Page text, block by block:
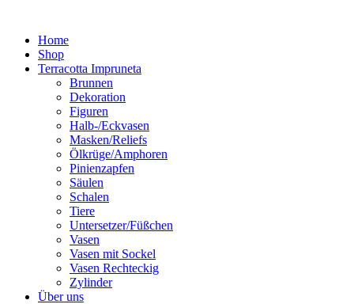
springenHome
Shop
Terracotta Impruneta
Brunnen
Dekoration
Figuren
Halb-/Eckvasen
Masken/Reliefs
Ölkrüge/Amphoren
Pinienzapfen
Säulen
Schalen
Tiere
Untersetzer/Füßchen
Vasen
Vasen mit Sockel
Vasen Rechteckig
Zylinder
Über uns